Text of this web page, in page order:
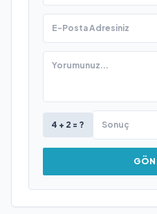
4 + 2 = ?